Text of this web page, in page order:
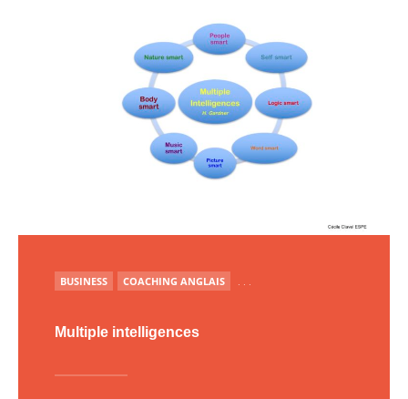
PUBLIÉ
BUSINESS COACHING ANGLAIS
Multiple intelligences